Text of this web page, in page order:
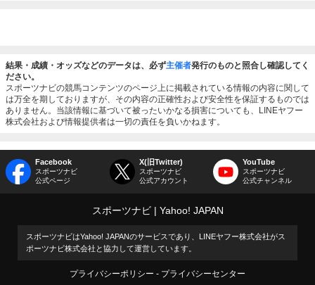
結果・成績・オッズなどのデータは、必ず主催者発行のものと照合し確認してく
ださい。
スポーツナビの競馬コンテンツのページ上に掲載されている情報の内容に関して
は万全を期しておりますが、その内容の正確性および安全性を保証するものでは
ありません。当該情報に基づいて被ったいかなる損害についても、LINEヤフー
株式会社および情報提供者は一切の責任を負いかねます。
Facebook
スポーツナビ
公式ページ
X(旧Twitter)
スポーツナビ
公式アカウント
YouTube
スポーツナビ
公式チャンネル
スポーツナビ Yahoo! JAPAN
スポーツナビはYahoo! JAPANのサービスであり、LINEヤフー株式会社がス
ポーツナビ株式会社と協力して運営しています。
プライバシーポリシー プライバシーセンター